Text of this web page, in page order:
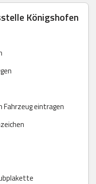
Königshofen
Fahrzeug eintragen